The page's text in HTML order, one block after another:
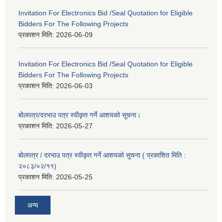
Invitation For Electronics Bid /Seal Quotation for Eligible
Bidders For The Following Projects
प्रकाशन मिति: 2026-06-09
Invitation For Electronics Bid /Seal Quotation for Eligible
Bidders For The Following Projects
प्रकाशन मिति: 2026-06-03
बोलपत्र/दरभाउ पत्र स्वीकृत गर्ने आशयको सूचना।
प्रकाशन मिति: 2026-05-27
बोलपत्र / दरभाउ पत्र स्वीकृत गर्ने आशयको सुचना ( प्रकाशित मिति :
२०८३/०२/११)
प्रकाशन मिति: 2026-05-25
अन्य